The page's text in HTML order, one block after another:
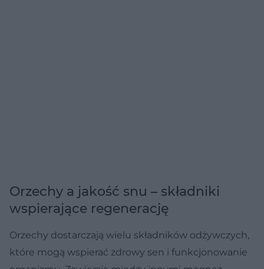
Orzechy a jakość snu – składniki
wspierające regenerację
Orzechy dostarczają wielu składników odżywczych,
które mogą wspierać zdrowy sen i funkcjonowanie